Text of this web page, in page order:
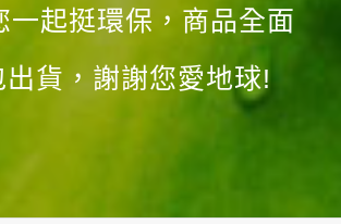
一起挺環保，商品全面
出貨，謝謝您愛地球!